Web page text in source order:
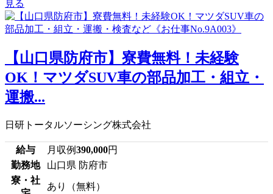
見る
【山口県防府市】寮費無料！未経験
OK！マツダSUV車の部品加工・組立・
運搬...
日研トータルソーシング株式会社
給与 月収例390,000円
勤務地
山口県 防府市
寮・社
あり（無料）